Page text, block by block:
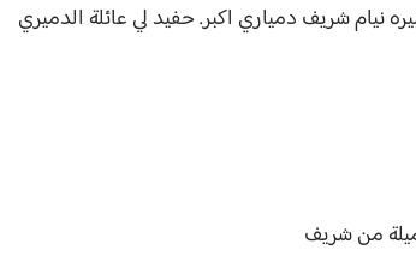
شريف دمياري اكبر. حفيد لي عائلة الدميري
من شريف